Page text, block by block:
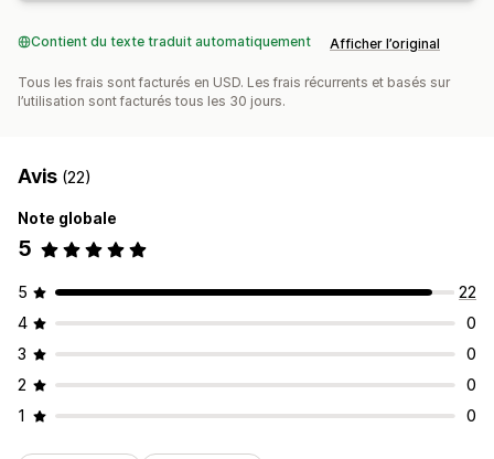
Contient du texte traduit automatiquement Afficher l’original
Tous les frais sont facturés en USD. Les frais récurrents et basés sur
l’utilisation sont facturés tous les 30 jours.
Avis (22)
Note globale
5
5
22
4
0
3
0
2
0
1
0